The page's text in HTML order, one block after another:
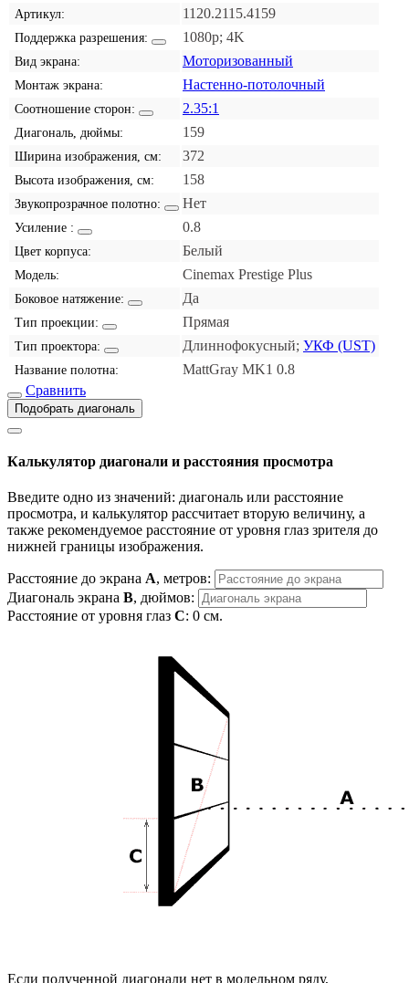
Артикул: 1120.2115.4159
Поддержка разрешения: 1080p; 4K
Вид экрана: Моторизованный
Монтаж экрана: Настенно-потолочный
Соотношение сторон: 2.35:1
Диагональ, дюймы: 159
Ширина изображения, см: 372
Высота изображения, см: 158
Звукопрозрачное полотно: Нет
Усиление : 0.8
Цвет корпуса: Белый
Модель: Cinemax Prestige Plus
Боковое натяжение: Да
Тип проекции: Прямая
Тип проектора: Длиннофокусный; УКФ (UST)
Название полотна:
MattGray MK1 0.8
Сравнить
Подобрать диагональ
Калькулятор диагонали и расстояния просмотра
Введите одно из значений: диагональ или расстояние
просмотра, и калькулятор рассчитает вторую величину, а
также рекомендуемое расстояние от уровня глаз зрителя до
нижней границы изображения.
Расстояние до экрана A, метров:
Диагональ экрана B, дюймов:
Расстояние от уровня глаз C: 0 см.
Если полученной диагонали нет в модельном ряду,